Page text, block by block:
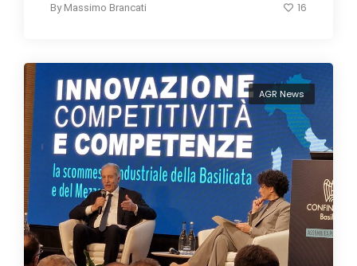
By Massimo Brancati 16
AGR News